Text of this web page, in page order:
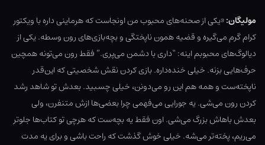
مولیگان:«یکی از صحنه‌های محبوب من اونجاست که هرماینی داره با ویکتور
کرام گرم می‌گیره و قضیه همون ناپختگی و بچه‌بازی‌های رون وسطه. یکی از
دیالوگ‌های محبوبم اینه: “داری با دشمن می‌پری.” فقط رون می‌تونه همچین
حرف‌هایی بزنه. خیلی خنده‌داره. بازی کردن نقش شخصیتی که این‌قدر
ناپخته‌ست و همه هم این رو می‌دونن، خیلی چسبید. بعدش تو شاهد رشد
کردن رون می‌شی. یه جورایی می‌فهمی چرا بعضی‌ها ازش متنفرن، ولی
بعدش باهاش بزرگ می‌شی. اون فقط یه بچه‌ست که هرچی تو کتاب‌ها جلوتر
می‌ریم، پخته‌تر می‌شه. خیلی خوش گذشت که راحت باشی و برای یه مدت